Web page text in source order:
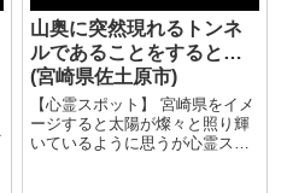
山奥に突然現れるトンネ
ルであることをすると…
(宮崎県佐土原市)
【心霊スポット】 宮崎県をイメ
ージすると太陽が燦々と照り輝
いているように思うが心霊スポ